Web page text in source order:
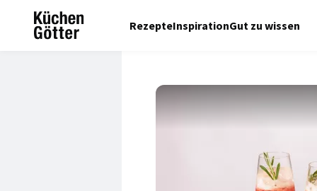
RezepteInspirationGut zu wissen